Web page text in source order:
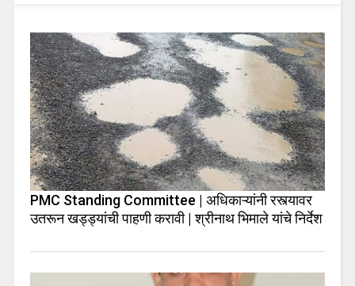
PMC Standing Committee | अधिकाऱ्यांनी रस्त्यावर
उतरून खड्ड्यांची पाहणी करावी | श्रीनाथ भिमाले यांचे निर्देश